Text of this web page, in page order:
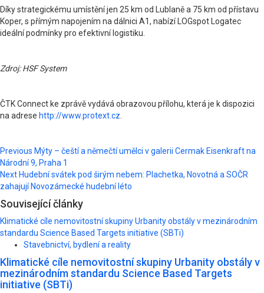
Díky strategickému umístění jen 25 km od Lublaně a 75 km od přístavu
Koper, s přímým napojením na dálnici A1, nabízí LOGspot Logatec
ideální podmínky pro efektivní logistiku.
Zdroj: HSF System
ČTK Connect ke zprávě vydává obrazovou přílohu, která je k dispozici
na adrese http://www.protext.cz
Post
navigation
Previous Mýty – čeští a němečtí umělci v galerii Cermak Eisenkraft na
Národní 9, Praha 1
Next Hudební svátek pod širým nebem: Plachetka, Novotná a SOČR
zahajují Novozámecké hudební léto
Související články
Klimatické cíle nemovitostní skupiny Urbanity obstály v mezinárodním
standardu Science Based Targets initiative (SBTi)
Stavebnictví, bydlení a reality
Klimatické cíle nemovitostní skupiny Urbanity obstály v
mezinárodním standardu Science Based Targets
initiative (SBTi)